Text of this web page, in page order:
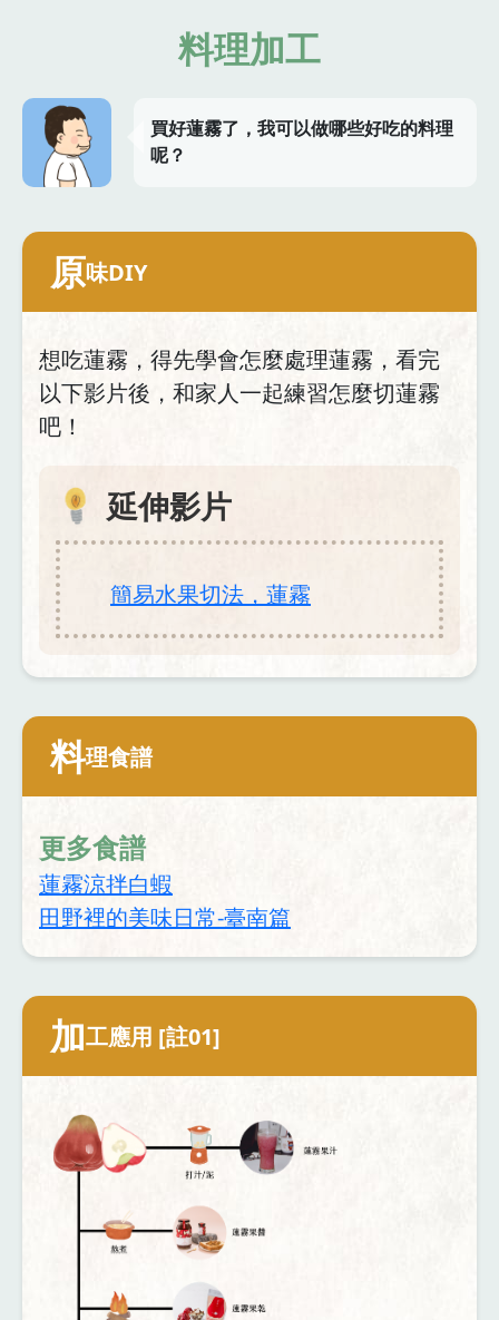
料理加工
買好蓮霧了，我可以做哪些好吃的料理
呢？
原味DIY
想吃蓮霧，得先學會怎麼處理蓮霧，看完
以下影片後，和家人一起練習怎麼切蓮霧
吧！
延伸影片
簡易水果切法，蓮霧
料理食譜
更多食譜
蓮霧涼拌白蝦
田野裡的美味日常-臺南篇
加工應用 [註01]